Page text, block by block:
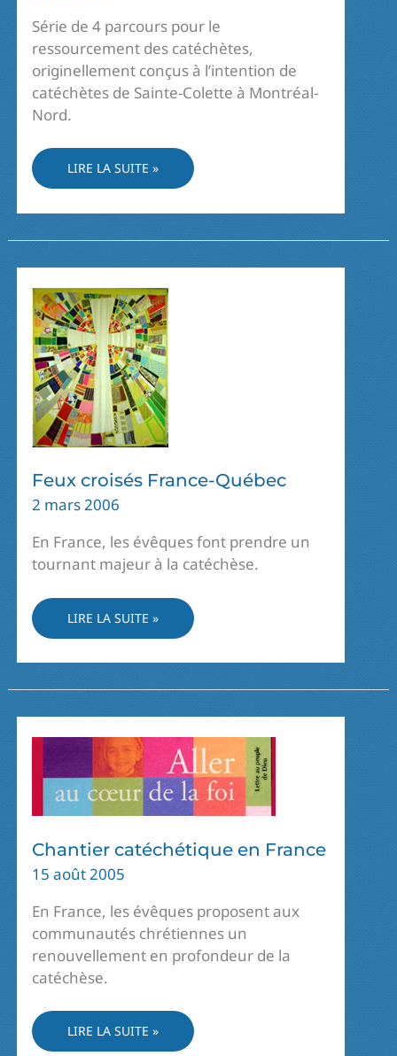
Série de 4 parcours pour le
ressourcement des catéchètes,
originellement conçus à l’intention de
catéchètes de Sainte-Colette à Montréal-
Nord.
RESSOURCEMENT
POUR
CATÉCHÈTES
LIRE LA SUITE »
Feux croisés France-Québec
2 mars 2006
En France, les évêques font prendre un
tournant majeur à la catéchèse.
FEUX
CROISÉS
FRANCE-
QUÉBEC
LIRE LA SUITE »
Chantier catéchétique en France
15 août 2005
En France, les évêques proposent aux
communautés chrétiennes un
renouvellement en profondeur de la
catéchèse.
CHANTIER
LIRE LA SUITE »